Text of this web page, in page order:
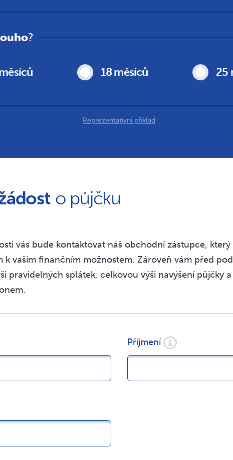
?
18 měsíců 25
Reprezentativní příklad
Žádost byla
o půjčku
vás bude kontaktovat náš obchodní zástupce, který
k vašim finančním možnostem. Zároveň vám před
pravidelných splátek, celkovou výši navýšení půjčky
Příjmení